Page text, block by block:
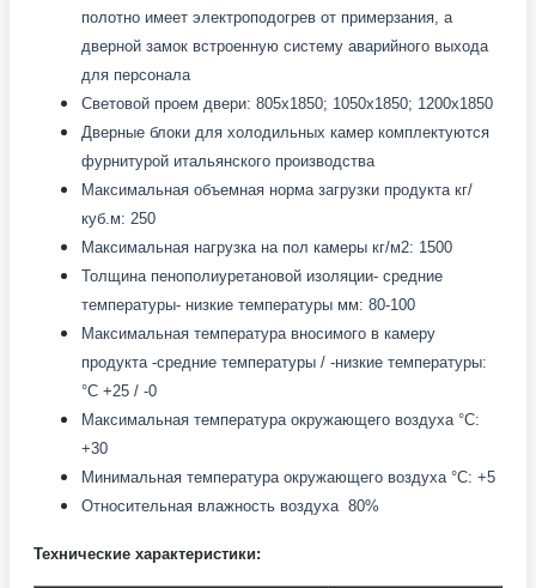
полотно имеет электроподогрев от примерзания, а
дверной замок встроенную систему аварийного выхода
для персонала
Световой проем двери: 805x1850; 1050x1850; 1200x1850
Дверные блоки для холодильных камер комплектуются
фурнитурой итальянского производства
Максимальная объемная норма загрузки продукта кг/
куб.м: 250
Максимальная нагрузка на пол камеры кг/м2: 1500
Толщина пенополиуретановой изоляции- средние
температуры- низкие температуры мм: 80-100
Максимальная температура вносимого в камеру
продукта -средние температуры / -низкие температуры:
°С +25 / -0
Максимальная температура окружающего воздуха °С:
+30
Минимальная температура окружающего воздуха °С: +5
Относительная влажность воздуха 80%
Технические характеристики: